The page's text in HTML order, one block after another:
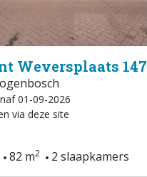
Weversplaats 147
01-09-2026
via deze site
82 m2 2 slaapkamers